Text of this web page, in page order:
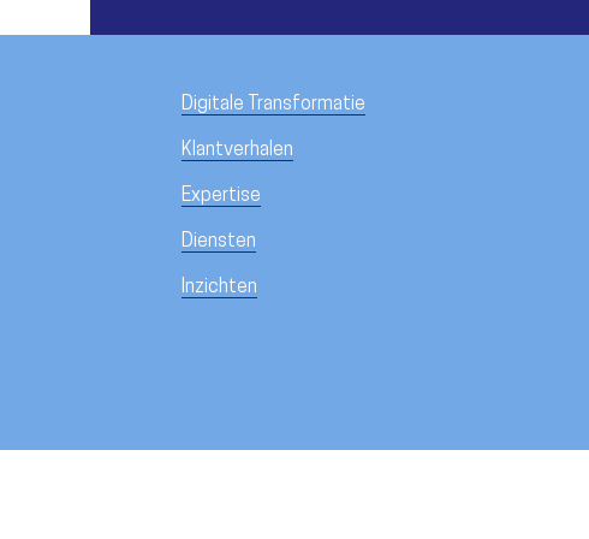
Digitale Transformatie
Klantverhalen
Expertise
Diensten
Inzichten